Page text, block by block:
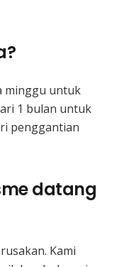
minggu untuk
1 bulan untuk
penggantian
datang
Kami